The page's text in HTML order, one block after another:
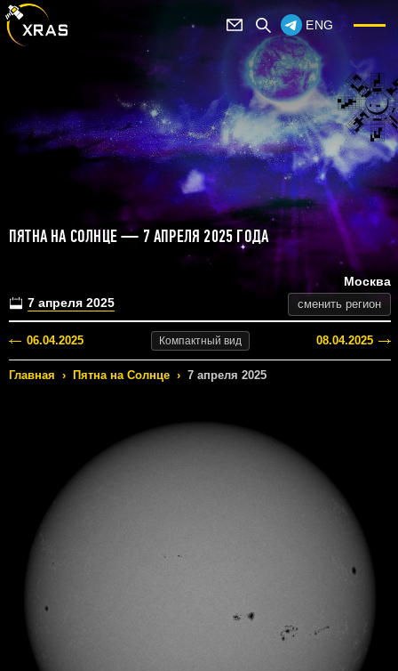
ENG
ПЯТНА НА СОЛНЦЕ — 7 АПРЕЛЯ 2025 ГОДА
7 апреля 2025
Москва
сменить регион
06.04.2025 Компактный вид 08.04.2025
Главная › Пятна на Солнце › 7 апреля 2025